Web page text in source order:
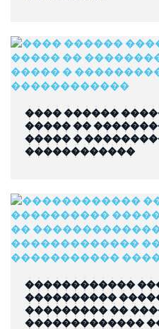
���� ������
����� ��
����� �
������������
������������
����������
��������� ��
�������������